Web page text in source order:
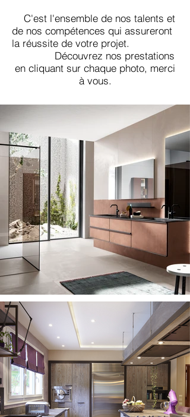
C'est l'ensemble de nos talents et
de nos compétences qui assureront
la réussite de votre projet.
Découvrez nos prestations
en cliquant sur chaque photo, merci
à vous.